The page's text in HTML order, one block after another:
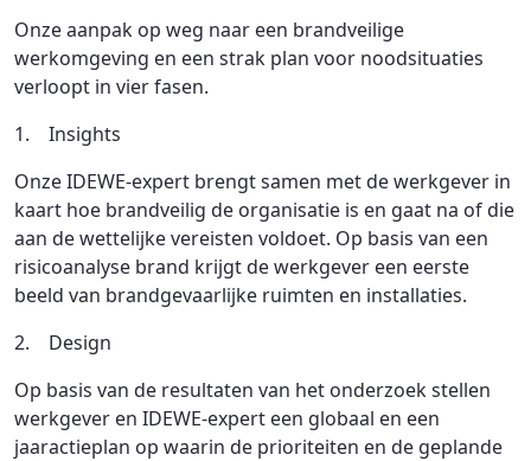
Onze aanpak op weg naar een brandveilige
werkomgeving en een strak plan voor noodsituaties
verloopt in vier fasen.
1. Insights
Onze IDEWE-expert brengt samen met de werkgever in
kaart hoe brandveilig de organisatie is en gaat na of die
aan de wettelijke vereisten voldoet. Op basis van een
risicoanalyse brand krijgt de werkgever een eerste
beeld van brandgevaarlijke ruimten en installaties.
2. Design
Op basis van de resultaten van het onderzoek stellen
werkgever en IDEWE-expert een globaal en een
jaaractieplan op waarin de prioriteiten en de geplande